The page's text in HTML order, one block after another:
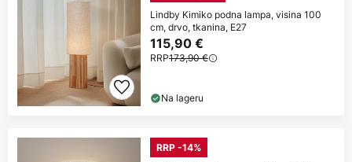
Lindby Kimiko podna lampa, visina 100
cm, drvo, tkanina, E27
115,90 €
RRP173,90 €
Na lageru
RRP -14%